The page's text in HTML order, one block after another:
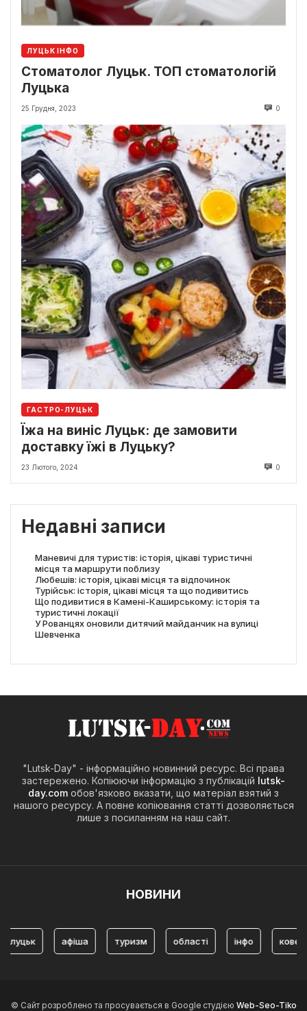
ЛУЦЬК ІНФО
Стоматолог Луцьк. ТОП стоматологій
Луцька
25 Грудня, 2023 0
ГАСТРО-ЛУЦЬК
Їжа на виніс Луцьк: де замовити
доставку їжі в Луцьку?
23 Лютого, 2024 0
Недавні записи
Маневичі для туристів: історія, цікаві туристичні
місця та маршрути поблизу
Любешів: історія, цікаві місця та відпочинок
Турійськ: історія, цікаві місця та що подивитись
Що подивитися в Камені-Каширському: історія та
туристичні локації
У Рованцях оновили дитячий майданчик на вулиці
Шевченка
"Lutsk-Day" - інформаційно новинний ресурс. Всі права
застережено. Копіюючи інформацію з публікацій lutsk-
day.com обов'язково вказати, що матеріал взятий з
нашого ресурсу. А повне копіювання статті дозволяється
лише з посиланням на наш сайт.
НОВИНИ
афіша туризм області ковель
© Сайт розроблено та просувається в Google студією Web-Seo-Tiko